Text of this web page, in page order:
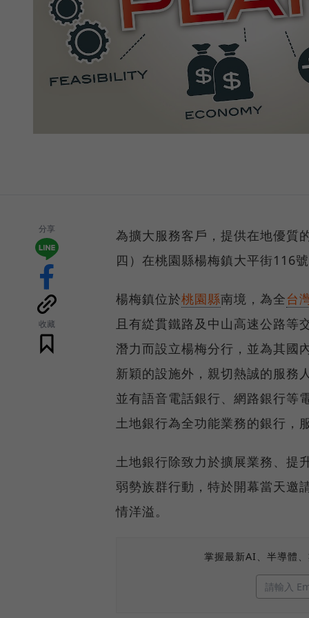
分享
收藏
為擴大服務客戶，提供在地優質
四）在桃園縣楊梅鎮大平街116
楊梅鎮位於桃園縣南境，為全台
且有緃貫鐵路及中山高速公路等
潛力而設立楊梅分行，並為其國
新穎的設施外，親切熱誠的服務
並有語音電話銀行、網路銀行等
土地銀行為全功能業務的銀行，
土地銀行除致力於擴展業務、提
弱勢族群行動，特於開幕當天邀
情洋溢。
掌握最新AI、半導體